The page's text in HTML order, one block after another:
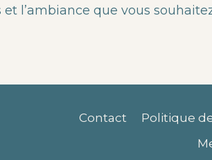
l’ambiance que vous
Contact
Politique